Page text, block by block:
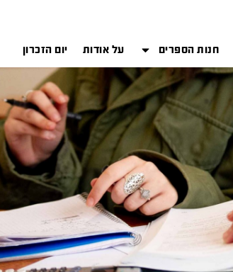
חנות הספרים על אודות יום הזכרון